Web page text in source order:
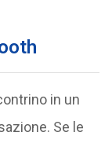
in un
Se le